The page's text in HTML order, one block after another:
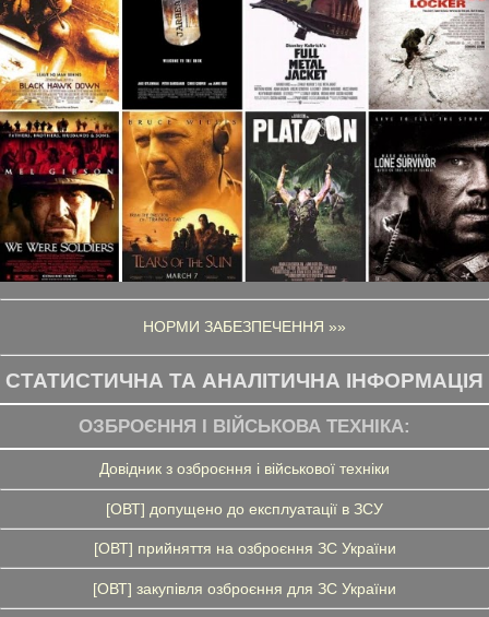
НОРМИ ЗАБЕЗПЕЧЕННЯ »»
СТАТИСТИЧНА ТА АНАЛІТИЧНА ІНФОРМАЦІЯ
ОЗБРОЄННЯ І ВІЙСЬКОВА ТЕХНІКА:
Довідник з озброєння і військової техніки
[ОВТ] допущено до експлуатації в ЗСУ
[ОВТ] прийняття на озброєння ЗС України
[ОВТ] закупівля озброєння для ЗС України